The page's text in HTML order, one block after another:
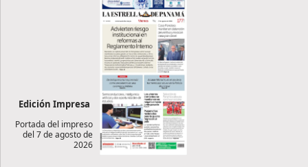
Edición Impresa
Portada del impreso
del 7 de agosto de
2026